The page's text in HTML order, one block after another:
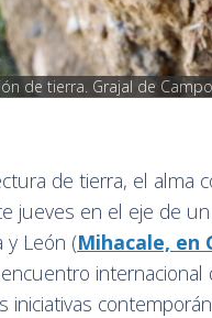
de tierra. Grajal de
de tierra, el alma
jueves en el eje de
y León (Mihacale, en
iniciativas